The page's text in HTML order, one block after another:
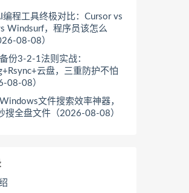
程工具终极对比：Cursor vs
Windsurf，程序员该怎么
08-08）
份3-2-1法则实战：
云盘，三重防护不怕
08-08）
文件搜索效率神器，
搜全盘文件（2026-08-08）